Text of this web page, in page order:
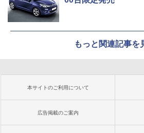
もっと関連記事を
本サイトのご利用について
広告掲載のご案内